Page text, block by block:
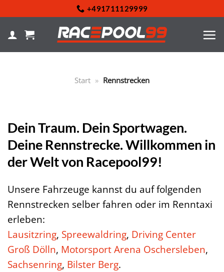
springen
+491711129999
Start » Rennstrecken
Dein Traum. Dein Sportwagen.
Deine Rennstrecke. Willkommen in
der Welt von Racepool99!
Unsere Fahrzeuge kannst du auf folgenden
Rennstrecken selber fahren oder im Renntaxi
erleben:
Lausitzring, Spreewaldring, Driving Center
Groß Dölln, Motorsport Arena Oschersleben,
Sachsenring, Bilster Berg.